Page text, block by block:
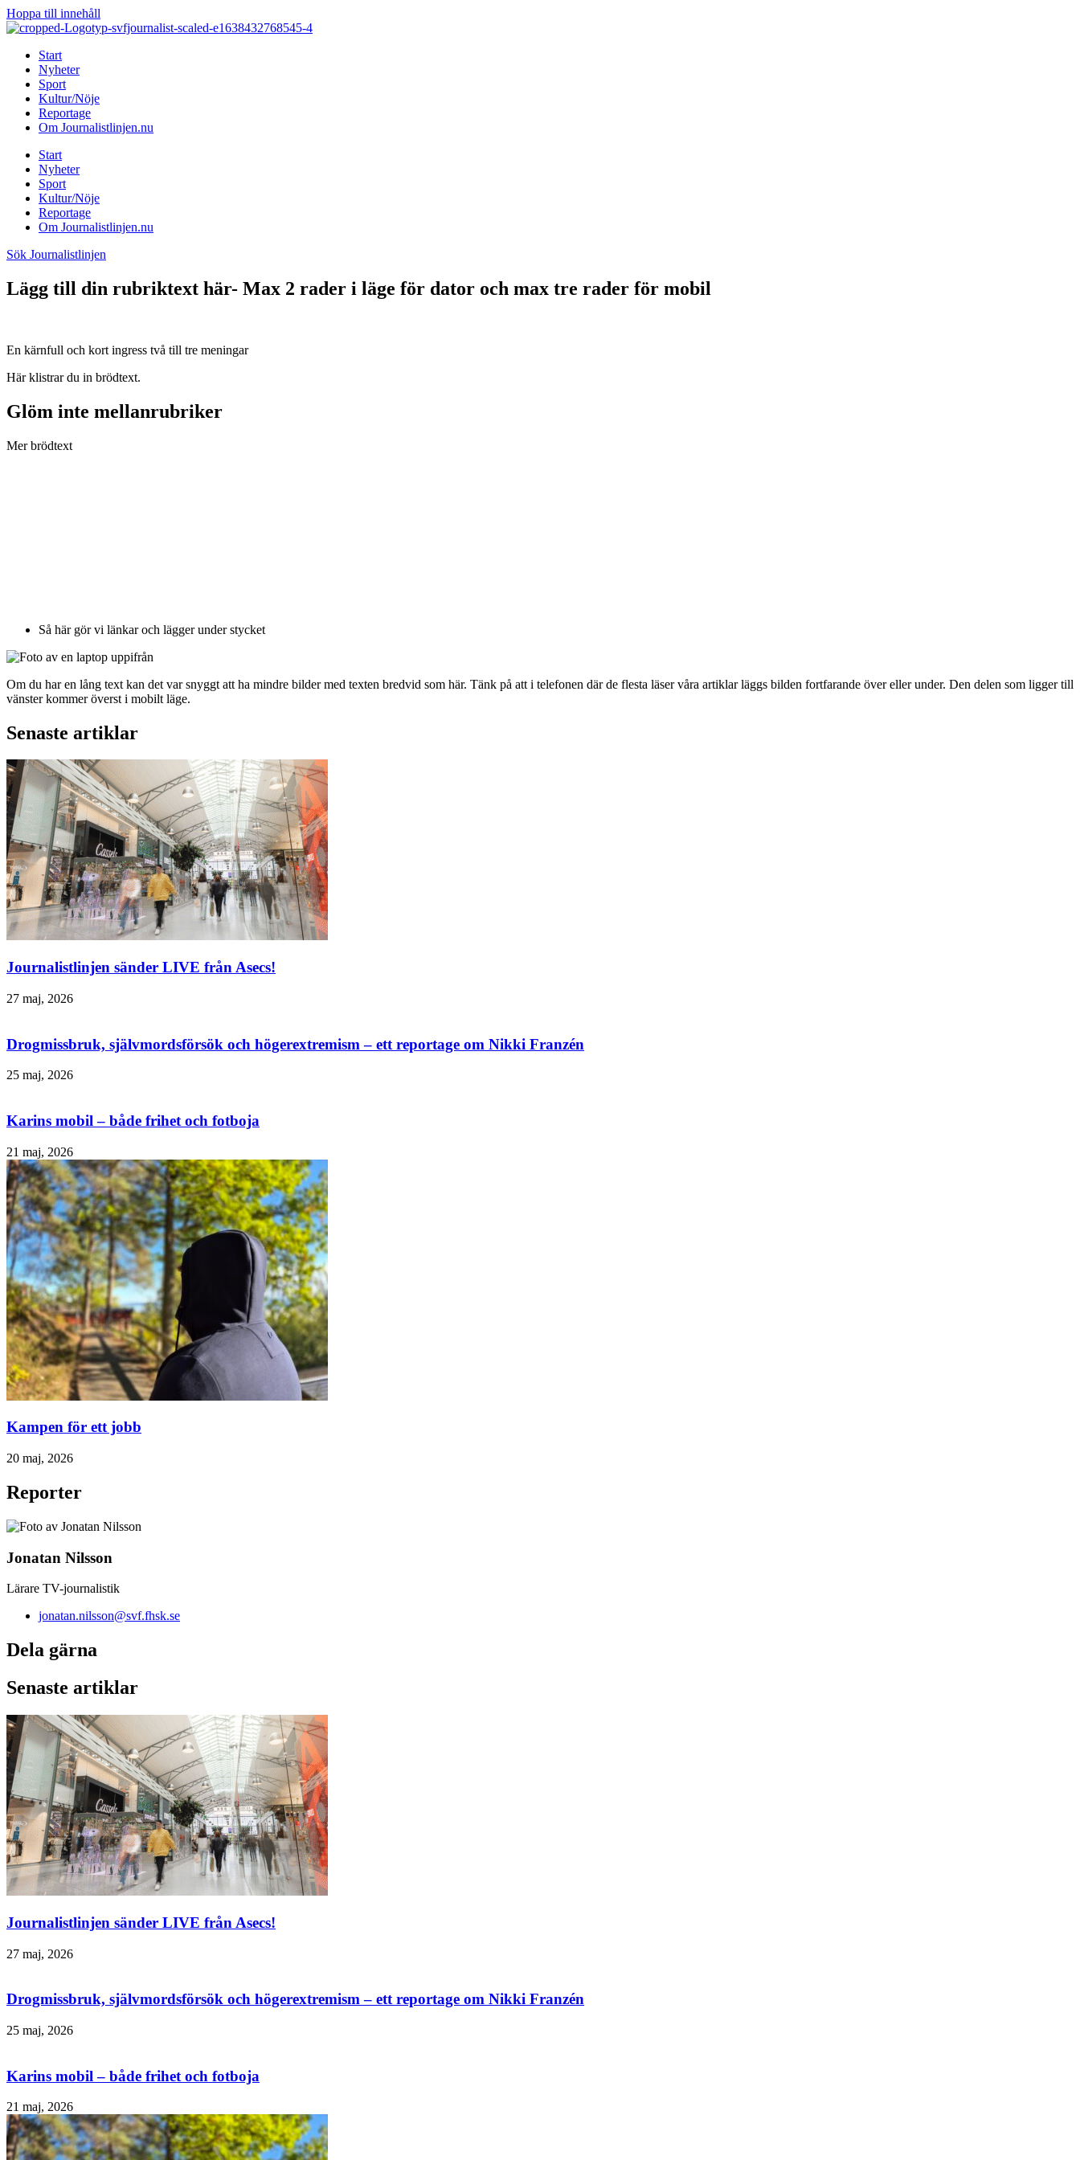
Hoppa till innehåll
Start
Nyheter
Sport
Kultur/Nöje
Reportage
Om Journalistlinjen.nu
Start
Nyheter
Sport
Kultur/Nöje
Reportage
Om Journalistlinjen.nu
Sök Journalistlinjen
Lägg till din rubriktext här- Max 2 rader i läge för dator och max tre rader för mobil
En kärnfull och kort ingress två till tre meningar
Här klistrar du in brödtext.
Glöm inte mellanrubriker
Mer brödtext
Så här gör vi länkar och lägger under stycket
Om du har en lång text kan det var snyggt att ha mindre bilder med texten bredvid som här. Tänk på att i telefonen där de flesta läser våra artiklar läggs bilden fortfarande över eller under. Den delen som ligger till
vänster kommer överst i mobilt läge.
Senaste artiklar
Journalistlinjen sänder LIVE från Asecs!
27 maj, 2026
Drogmissbruk, självmordsförsök och högerextremism – ett reportage om Nikki Franzén
25 maj, 2026
Karins mobil – både frihet och fotboja
21 maj, 2026
Kampen för ett jobb
20 maj, 2026
Reporter
Jonatan Nilsson
Lärare TV-journalistik
jonatan.nilsson@svf.fhsk.se
Dela gärna
Senaste artiklar
Journalistlinjen sänder LIVE från Asecs!
27 maj, 2026
Drogmissbruk, självmordsförsök och högerextremism – ett reportage om Nikki Franzén
25 maj, 2026
Karins mobil – både frihet och fotboja
21 maj, 2026